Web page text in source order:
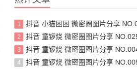
1 抖音 小猫困困 微密圈图片分享 NO.003期 【23P16V】最新至：
2 抖音 童锣烧 微密圈图片分享 NO.025期 【5V】最新至
3 抖音 童锣烧 微密圈图片分享 NO.004期 【
4 抖音 童锣烧 微密圈图片分享 NO.005期 【8P1V】最新至